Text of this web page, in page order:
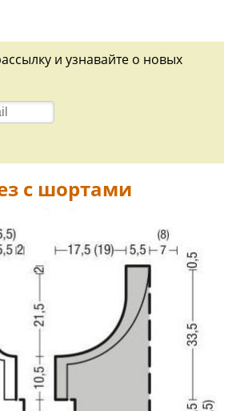
и узнавайте о новых
с шортами